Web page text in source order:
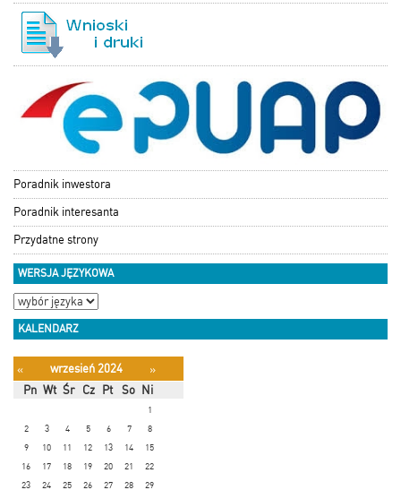
Poradnik inwestora
Poradnik interesanta
Przydatne strony
WERSJA JĘZYKOWA
KALENDARZ
« wrzesień 2024
»
Pn Wt Śr Cz Pt So Ni
1
2
3 4 5 6 7
8
9
10 11 12 13 14
15
16
17 18 19 20 21
22
23
24 25 26 27 28 29